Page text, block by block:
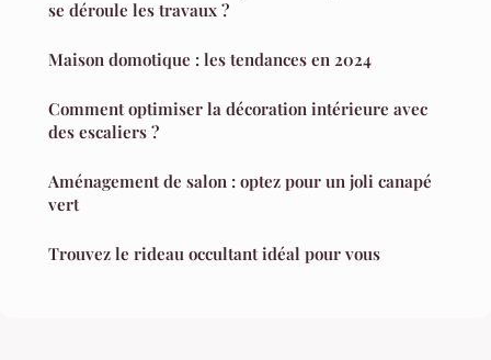
se déroule les travaux ?
Maison domotique : les tendances en 2024
Comment optimiser la décoration intérieure avec
des escaliers ?
Aménagement de salon : optez pour un joli canapé
vert
Trouvez le rideau occultant idéal pour vous